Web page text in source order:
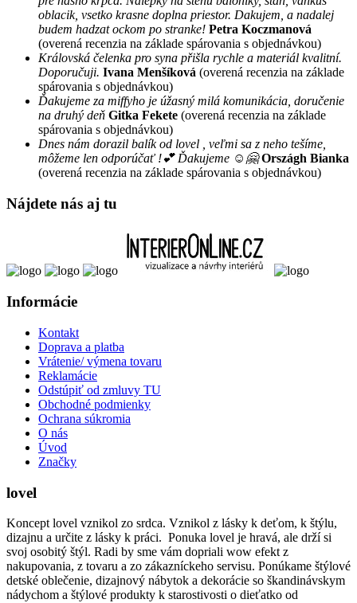
oblacik, vsetko krasne doplna priestor. Dakujem, a nadalej
budem hadzat ockom po stranke! Petra Koczmanová
(overená recenzia na základe spárovania s objednávkou)
Královská čelenka pro syna přišla rychle a materiál kvalitní.
Doporučuji. Ivana Menšíková (overená recenzia na základe
spárovania s objednávkou)
Ďakujeme za miffyho je úžasný milá komunikácia, doručenie
na druhý deň Gitka Fekete (overená recenzia na základe
spárovania s objednávkou)
Dnes nám dorazil balík od lovel , veľmi sa z neho tešíme,
môžeme len odporúčať !💕 Ďakujeme ☺️🤗 Országh Bianka
(overená recenzia na základe spárovania s objednávkou)
Nájdete nás aj tu
Informácie
Kontakt
Doprava a platba
Vrátenie/ výmena tovaru
Reklamácie
Odstúpiť od zmluvy TU
Obchodné podmienky
Ochrana súkromia
O nás
Úvod
Značky
lovel
Koncept lovel vznikol zo srdca. Vznikol z lásky k deťom, k štýlu,
dizajnu a určite z lásky k práci. Ponuka lovel je hravá, ale drží si
svoj osobitý štýl. Radi by sme vám dopriali wow efekt z
nakupovania, z tovaru a zo zákazníckeho servisu. Ponúkame štýlové
detské oblečenie, dizajnový nábytok a dekorácie so škandinávskym
nádychom a štýlové produkty k starostivosti o dieťatko od